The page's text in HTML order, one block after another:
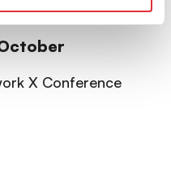
X Conference